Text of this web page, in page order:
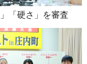
「硬さ」を審査